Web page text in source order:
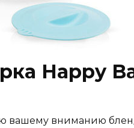
Happy
вашему вниманию